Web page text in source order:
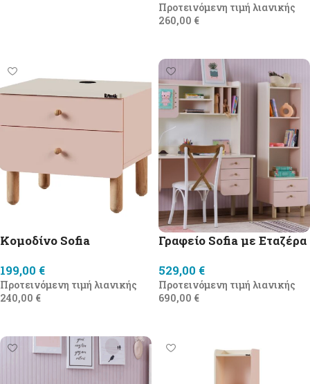
Προτεινόμενη τιμή λιανικής
260,00 €
Κομοδίνο Sofia
199,00 €
Προτεινόμενη τιμή λιανικής
240,00 €
Γραφείο Sofia με Εταζέρα
529,00 €
Προτεινόμενη τιμή λιανικής
690,00 €